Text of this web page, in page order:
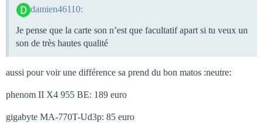
damien46110:
Je pense que la carte son n’est que facultatif apart si tu veux un
son de très hautes qualité
aussi pour voir une différence sa prend du bon matos :neutre:
phenom II X4 955 BE: 189 euro
gigabyte MA-770T-Ud3p: 85 euro